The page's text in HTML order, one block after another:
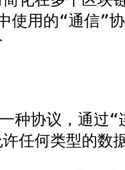
用的“通信”
种协议，通过
任何类型的数